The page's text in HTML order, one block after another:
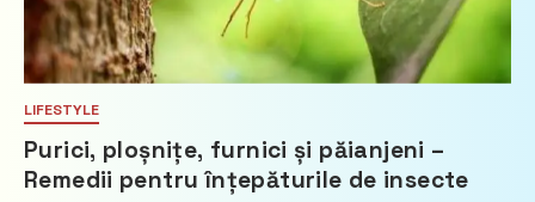
LIFESTYLE
Purici, ploșnițe, furnici și păianjeni –
Remedii pentru înțepăturile de insecte